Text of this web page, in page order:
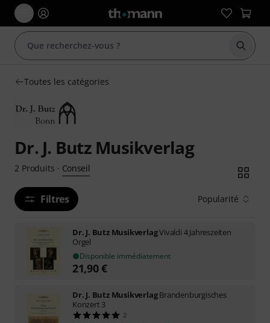
Toutes les catégories
Dr. J. Butz Musikverlag
2 Produits · Conseil
Filtres Popularité
Dr. J. Butz MusikverlagVivaldi 4 Jahreszeiten
Orgel
Disponible immédiatement
21,90€
Dr. J. Butz MusikverlagBrandenburgisches
Konzert 3
2